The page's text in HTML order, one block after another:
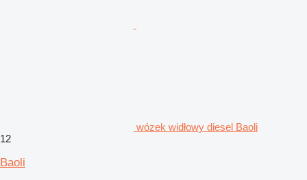
wózek widłowy diesel Baoli
12
Baoli